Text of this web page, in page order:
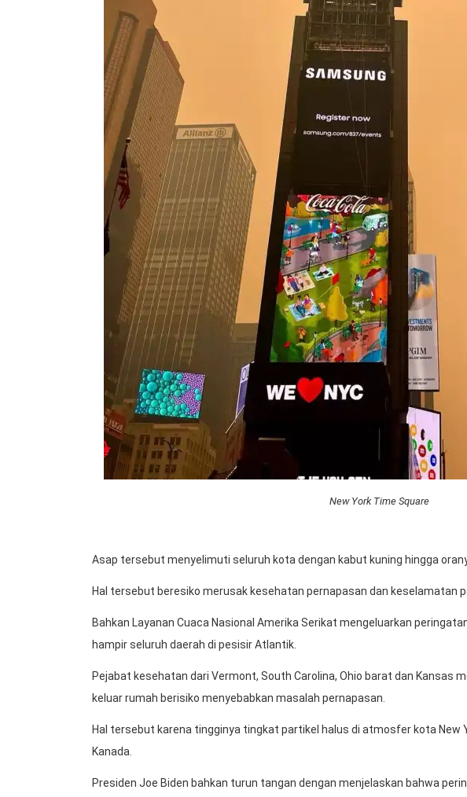
New York Time Square
Asap tersebut menyelimuti seluruh kota dengan kabut kuning hingga
Hal tersebut beresiko merusak kesehatan pernapasan dan keselamatan
Bahkan Layanan Cuaca Nasional Amerika Serikat mengeluarkan
hampir seluruh daerah di pesisir Atlantik.
Pejabat kesehatan dari Vermont, South Carolina, Ohio barat dan Kansas
keluar rumah berisiko menyebabkan masalah pernapasan.
Hal tersebut karena tingginya tingkat partikel halus di atmosfer kota New
Kanada.
Presiden Joe Biden bahkan turun tangan dengan menjelaskan bahwa